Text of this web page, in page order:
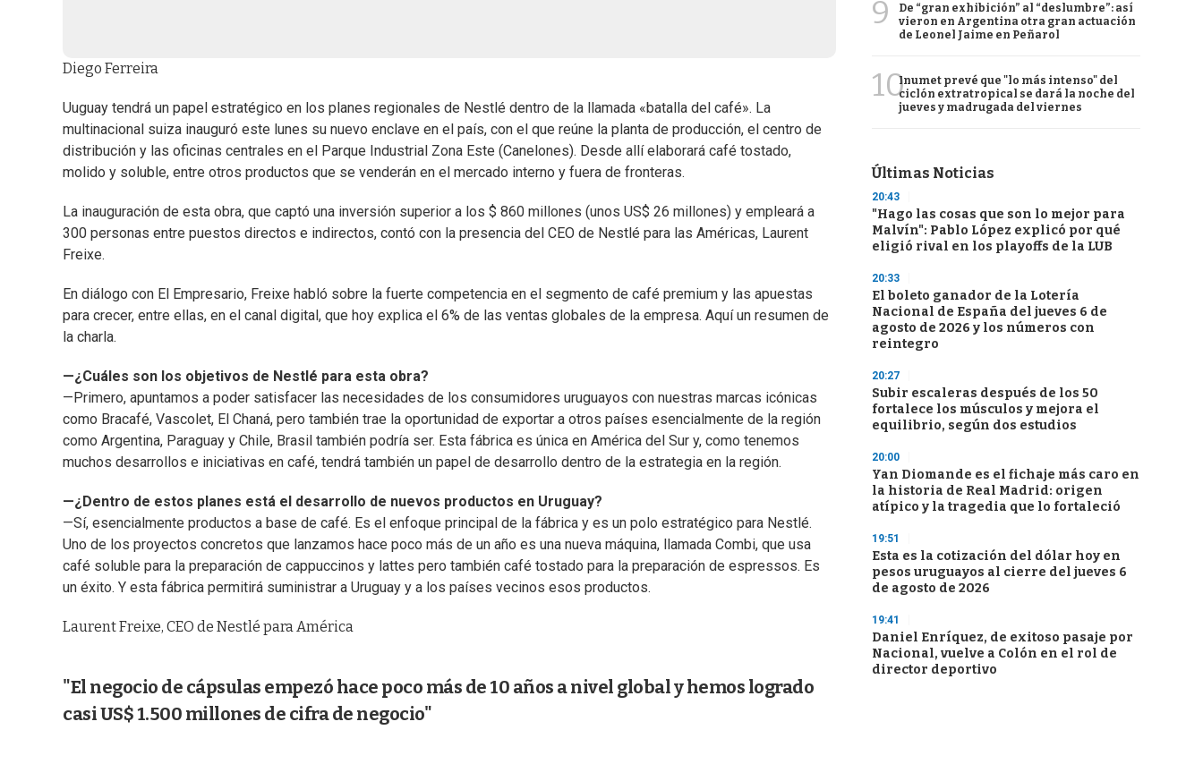
Diego Ferreira
Uuguay tendrá un papel estratégico en los planes regionales de Nestlé dentro de la llamada «batalla del café». La
multinacional suiza inauguró este lunes su nuevo enclave en el país, con el que reúne la planta de producción, el centro de
distribución y las oficinas centrales en el Parque Industrial Zona Este (Canelones). Desde allí elaborará café tostado,
molido y soluble, entre otros productos que se venderán en el mercado interno y fuera de fronteras.
La inauguración de esta obra, que captó una inversión superior a los $ 860 millones (unos US$ 26 millones) y empleará a
300 personas entre puestos directos e indirectos, contó con la presencia del CEO de Nestlé para las Américas, Laurent
Freixe.
En diálogo con El Empresario, Freixe habló sobre la fuerte competencia en el segmento de café premium y las apuestas
para crecer, entre ellas, en el canal digital, que hoy explica el 6% de las ventas globales de la empresa. Aquí un resumen de
la charla.
—¿Cuáles son los objetivos de Nestlé para esta obra?
—Primero, apuntamos a poder satisfacer las necesidades de los consumidores uruguayos con nuestras marcas icónicas
como Bracafé, Vascolet, El Chaná, pero también trae la oportunidad de exportar a otros países esencialmente de la región
como Argentina, Paraguay y Chile, Brasil también podría ser. Esta fábrica es única en América del Sur y, como tenemos
muchos desarrollos e iniciativas en café, tendrá también un papel de desarrollo dentro de la estrategia en la región.
—¿Dentro de estos planes está el desarrollo de nuevos productos en Uruguay?
—Sí, esencialmente productos a base de café. Es el enfoque principal de la fábrica y es un polo estratégico para Nestlé.
Uno de los proyectos concretos que lanzamos hace poco más de un año es una nueva máquina, llamada Combi, que usa
café soluble para la preparación de cappuccinos y lattes pero también café tostado para la preparación de espressos. Es
un éxito. Y esta fábrica permitirá suministrar a Uruguay y a los países vecinos esos productos.
Laurent Freixe, CEO de Nestlé para América
"El negocio de cápsulas empezó hace poco más de 10 años a nivel global y hemos logrado
casi US$ 1.500 millones de cifra de negocio"
9
De “gran exhibición” al “deslumbre”: así
vieron en Argentina otra gran actuación
de Leonel Jaime en Peñarol
10Inumet prevé que "lo más intenso" del
ciclón extratropical se dará la noche del
jueves y madrugada del viernes
Últimas Noticias
20:43
"Hago las cosas que son lo mejor para
Malvín": Pablo López explicó por qué
eligió rival en los playoffs de la LUB
20:33
El boleto ganador de la Lotería
Nacional de España del jueves 6 de
agosto de 2026 y los números con
reintegro
20:27
Subir escaleras después de los 50
fortalece los músculos y mejora el
equilibrio, según dos estudios
20:00
Yan Diomande es el fichaje más caro en
la historia de Real Madrid: origen
atípico y la tragedia que lo fortaleció
19:51
Esta es la cotización del dólar hoy en
pesos uruguayos al cierre del jueves 6
de agosto de 2026
19:41
Daniel Enríquez, de exitoso pasaje por
Nacional, vuelve a Colón en el rol de
director deportivo